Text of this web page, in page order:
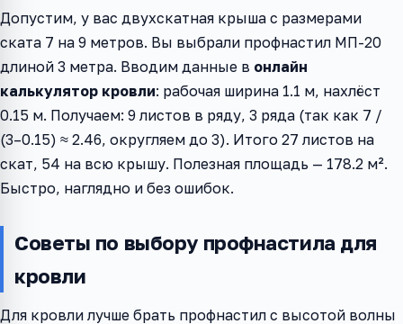
Допустим, у вас двухскатная крыша с размерами
ската 7 на 9 метров. Вы выбрали профнастил МП-20
длиной 3 метра. Вводим данные в онлайн
калькулятор кровли: рабочая ширина 1.1 м, нахлёст
0.15 м. Получаем: 9 листов в ряду, 3 ряда (так как 7 /
(3–0.15) ≈ 2.46, округляем до 3). Итого 27 листов на
скат, 54 на всю крышу. Полезная площадь — 178.2 м².
Быстро, наглядно и без ошибок.
Советы по выбору профнастила для
кровли
Для кровли лучше брать профнастил с высотой волны